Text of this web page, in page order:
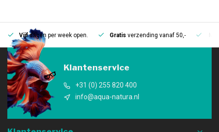
Vijfdagen per week open. Gratis verzending vanaf 50,-
Klantenservice
+31 (0) 255 820 400
info@aqua-natura.nl